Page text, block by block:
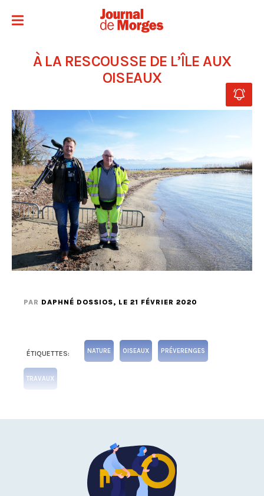
À LA RESCOUSSE DE L’ÎLE AUX
OISEAUX
PAR DAPHNÉ DOSSIOS, LE 21 FÉVRIER 2020
ÉTIQUETTES: NATURE OISEAUX PRÉVERENGES
TRAVAUX